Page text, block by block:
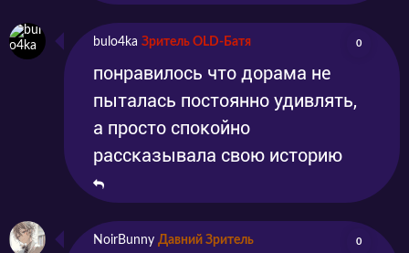
bulo4ka Зритель OLD-Батя 0
понравилось что дорама не
пыталась постоянно удивлять,
а просто спокойно
рассказывала свою историю
NoirBunny Давний Зритель 0